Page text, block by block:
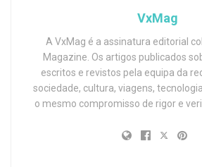
VxMag
A VxMag é a assinatura editorial
Magazine. Os artigos publicados
escritos e revistos pela equipa da
sociedade, cultura, viagens,
o mesmo compromisso de rigor e